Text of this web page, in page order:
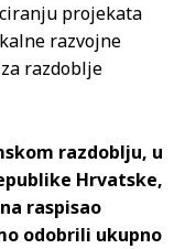
projekata
razvojne
razdoblje
razdoblju, u
Hrvatske,
raspisao
odobrili ukupno